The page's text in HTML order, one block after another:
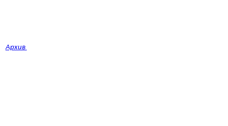
Архив